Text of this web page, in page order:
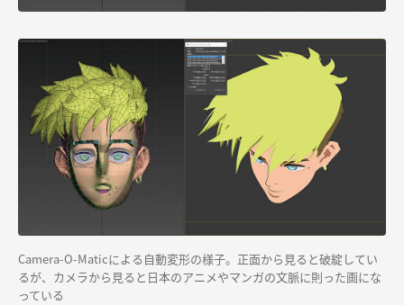
Camera-O-Maticによる自動変形の様子。正面から見ると破綻してい
るが、カメラから見ると日本のアニメやマンガの文脈に則った画にな
っている